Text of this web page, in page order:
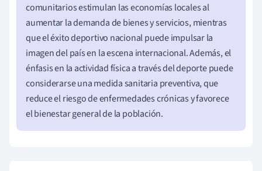
comunitarios estimulan las economías locales al
aumentar la demanda de bienes y servicios, mientras
que el éxito deportivo nacional puede impulsar la
imagen del país en la escena internacional. Además, el
énfasis en la actividad física a través del deporte puede
considerarse una medida sanitaria preventiva, que
reduce el riesgo de enfermedades crónicas y favorece
el bienestar general de la población.